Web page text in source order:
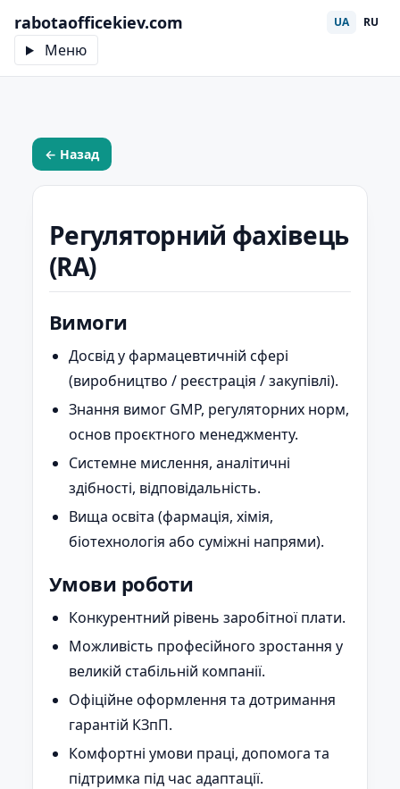
rabotaofficekiev.com
Меню
UA RU
← Назад
Регуляторний фахівець
(RA)
Вимоги
Досвід у фармацевтичній сфері
(виробництво / реєстрація / закупівлі).
Знання вимог GMP, регуляторних норм,
основ проєктного менеджменту.
Системне мислення, аналітичні
здібності, відповідальність.
Вища освіта (фармація, хімія,
біотехнологія або суміжні напрями).
Умови роботи
Конкурентний рівень заробітної плати.
Можливість професійного зростання у
великій стабільній компанії.
Офіційне оформлення та дотримання
гарантій КЗпП.
Комфортні умови праці, допомога та
підтримка під час адаптації.